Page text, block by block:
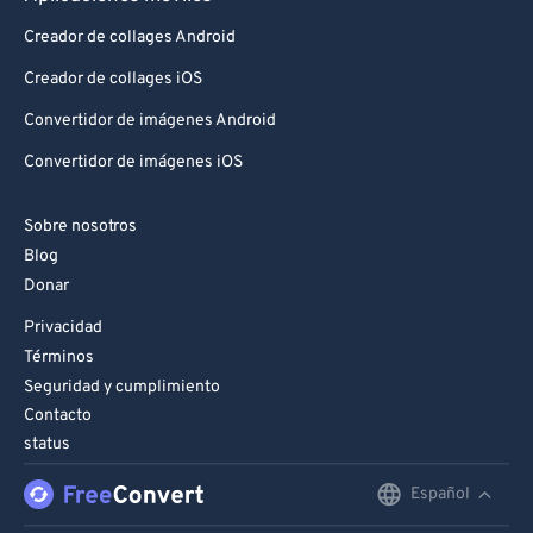
Creador de collages Android
Creador de collages iOS
Convertidor de imágenes Android
Convertidor de imágenes iOS
Sobre nosotros
Blog
Donar
Privacidad
Términos
Seguridad y cumplimiento
Contacto
status
Español